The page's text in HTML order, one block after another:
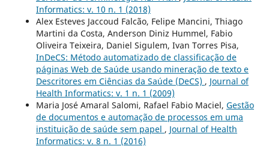
Informatics: v. 10 n. 1 (2018)
Alex Esteves Jaccoud Falcão, Felipe Mancini, Thiago
Martini da Costa, Anderson Diniz Hummel, Fabio
Oliveira Teixeira, Daniel Sigulem, Ivan Torres Pisa,
InDeCS: Método automatizado de classificação de
páginas Web de Saúde usando mineração de texto e
Descritores em Ciências da Saúde (DeCS) , Journal of
Health Informatics: v. 1 n. 1 (2009)
Maria José Amaral Salomi, Rafael Fabio Maciel, Gestão
de documentos e automação de processos em uma
instituição de saúde sem papel , Journal of Health
Informatics: v. 8 n. 1 (2016)